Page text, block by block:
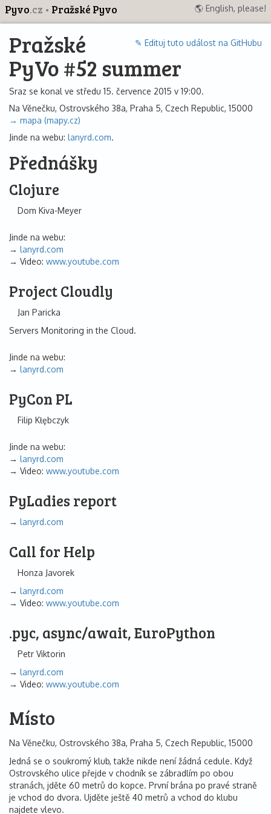
Pyvo.cz Pražské Pyvo 🌎 English, please!
✎ Edituj tuto událost na GitHubu
Pražské
PyVo #52 summer
Sraz se konal ve středu 15. července 2015 v 19:00.
Na Věnečku, Ostrovského 38a, Praha 5, Czech Republic, 15000
→ mapa (mapy.cz)
Jinde na webu: lanyrd.com.
Přednášky
Clojure
Dom Kiva-Meyer
Jinde na webu:
lanyrd.com
Video: www.youtube.com
Project Cloudly
Jan Paricka
Servers Monitoring in the Cloud.
Jinde na webu:
lanyrd.com
PyCon PL
Filip Kłębczyk
Jinde na webu:
lanyrd.com
Video: www.youtube.com
PyLadies report
lanyrd.com
Call for Help
Honza Javorek
lanyrd.com
Video: www.youtube.com
.pyc, async/await, EuroPython
Petr Viktorin
lanyrd.com
Video: www.youtube.com
Místo
Na Věnečku, Ostrovského 38a, Praha 5, Czech Republic, 15000
Jedná se o soukromý klub, takže nikde není žádná cedule. Když
Ostrovského ulice přejde v chodník se zábradlím po obou
stranách, jděte 60 metrů do kopce. První brána po pravé straně
je vchod do dvora. Ujděte ještě 40 metrů a vchod do klubu
najdete vlevo.